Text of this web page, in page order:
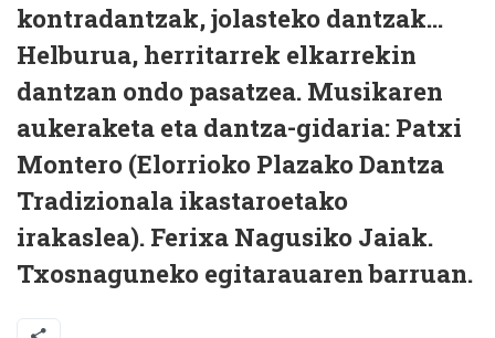
kontradantzak, jolasteko dantzak...
Helburua, herritarrek elkarrekin
dantzan ondo pasatzea. Musikaren
aukeraketa eta dantza-gidaria: Patxi
Montero (Elorrioko Plazako Dantza
Tradizionala ikastaroetako
irakaslea). Ferixa Nagusiko Jaiak.
Txosnaguneko egitarauaren barruan.